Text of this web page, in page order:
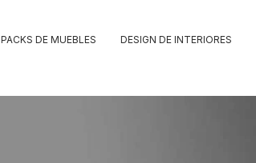
PACKS DE MUEBLES DESIGN DE INTERIORES